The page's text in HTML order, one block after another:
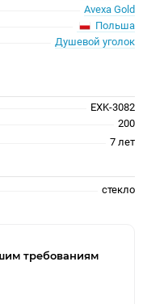
Avexa Gold
Польша
Душевой уголок
EXK-3082
200
7 лет
стекло
требованиям